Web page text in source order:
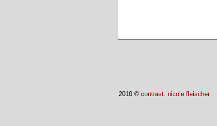
2010 © contrast. nicole fleischer